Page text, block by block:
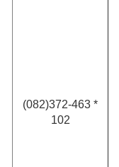
(082)372-463 *
102